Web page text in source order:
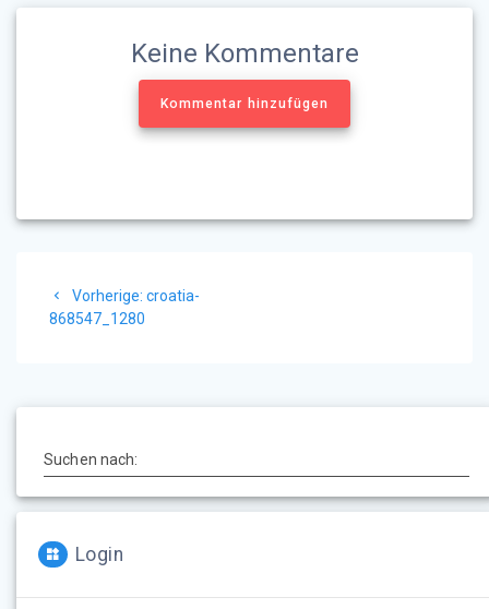
Keine Kommentare
Kommentar hinzufügen
Vorherige: Vorheriger
croatia-
868547_1280
Suchen nach:
Login